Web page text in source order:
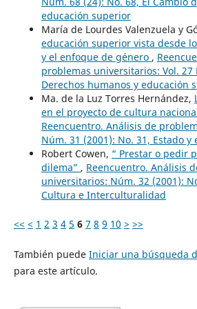
educación superior
María de Lourdes Valenzuela y
educación superior vista desde
y el enfoque de género ,
problemas universitarios: Vol. 27
Derechos humanos y educación
Ma. de la Luz Torres Hernández,
en el proyecto de cultura
Reencuentro. Análisis de
Núm. 31 (2001): No. 31, Estado y
Robert Cowen, “ Prestar o pedir
dilema” , Reencuentro. Análisis
universitarios: Núm. 32 (2001):
Cultura e Interculturalidad
<< < 1 2 3 4 5 6 7 8 9 10 > >>
También puede Iniciar una búsqueda
para este artículo.